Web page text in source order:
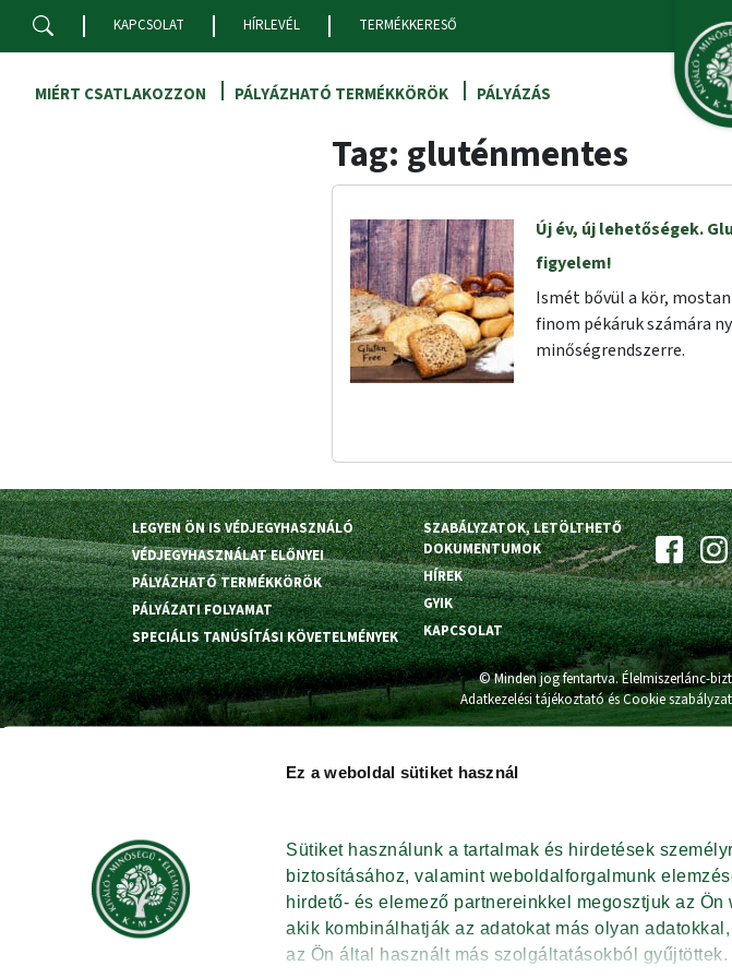
Ez a weboldal sütiket használ
Sütiket használunk a tartalmak és hirdetések
biztosításához, valamint weboldalforgalmunk
hirdető- és elemező partnereinkkel megosztjuk az
akik kombinálhatják az adatokat más olyan
az Ön által használt más szolgáltatásokból gyűjtöttek.
Skip to main content
KAPCSOLAT HÍRLEVÉL TERMÉKKERESŐ
MIÉRT CSATLAKOZZON PÁLYÁZHATÓ TERMÉKKÖRÖK PÁLYÁZÁS
Tag: gluténmentes
Új év, új lehetőségek.
figyelem!
Ismét bővül a kör,
finom pékáruk számára
minőségrendszerre.
LEGYEN ÖN IS VÉDJEGYHASZNÁLÓ
VÉDJEGYHASZNÁLAT ELŐNYEI
PÁLYÁZHATÓ TERMÉKKÖRÖK
PÁLYÁZATI FOLYAMAT
SPECIÁLIS TANÚSÍTÁSI KÖVETELMÉNYEK
SZABÁLYZATOK, LETÖLTHETŐ
DOKUMENTUMOK
HÍREK
GYIK
KAPCSOLAT
© Minden jog fentartva. Élelmiszerlánc-
Adatkezelési tájékoztató és Cookie szabályzat